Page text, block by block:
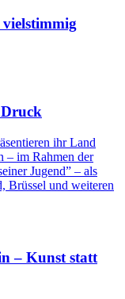
– Kunst statt